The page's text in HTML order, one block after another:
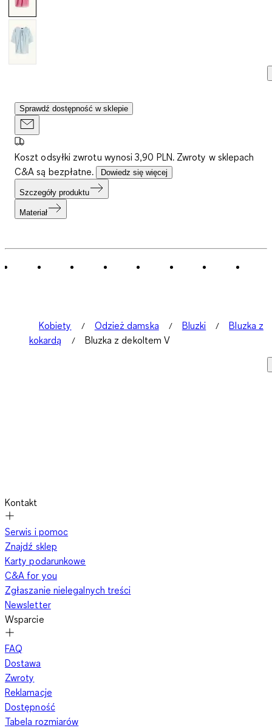
Sprawdź dostępność w sklepie
Koszt odsyłki zwrotu wynosi 3,90 PLN. Zwroty w sklepach
C&A są bezpłatne.
Dowiedz się więcej
Szczegóły produktu
Materiał
Kobiety Odzież damska Bluzki
Bluzka z
kokardą
Bluzka z dekoltem V
Kontakt
Serwis i pomoc
Znajdź sklep
Karty podarunkowe
C&A for you
Zgłaszanie nielegalnych treści
Newsletter
Wsparcie
FAQ
Dostawa
Zwroty
Reklamacje
Dostępność
Tabela rozmiarów